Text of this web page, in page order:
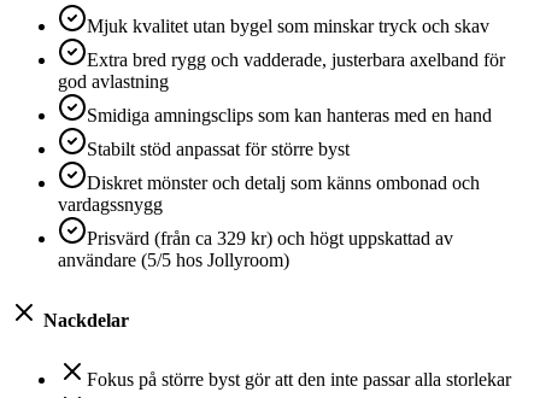
Mjuk kvalitet utan bygel som minskar tryck och skav
Extra bred rygg och vadderade, justerbara axelband för
god avlastning
Smidiga amningsclips som kan hanteras med en hand
Stabilt stöd anpassat för större byst
Diskret mönster och detalj som känns ombonad och
vardagssnygg
Prisvärd (från ca 329 kr) och högt uppskattad av
användare (5/5 hos Jollyroom)
Nackdelar
Fokus på större byst gör att den inte passar alla storlekar